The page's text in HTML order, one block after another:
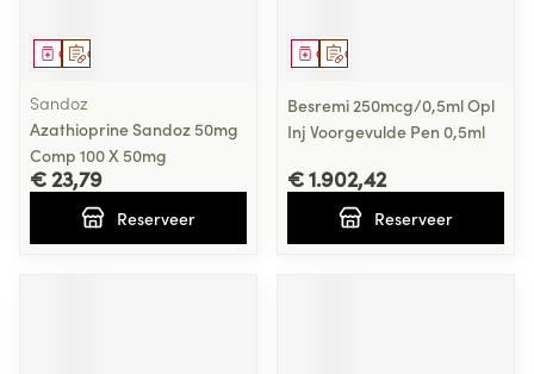
Op voorschrift
Geneesmiddel
Sandoz
Azathioprine Sandoz 50mg
Comp 100 X 50mg
€ 23,79
Reserveer
Op voorschrift
Geneesmiddel
Besremi 250mcg/0,5ml Opl
Inj Voorgevulde Pen 0,5ml
€ 1.902,42
Reserveer